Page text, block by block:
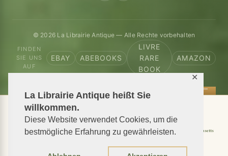
La Librairie Antique heißt Sie
willkommen.
Diese Website verwendet Cookies, um die
bestmögliche Erfahrung zu gewährleisten.
✕
© 2026 La Librairie Antique — Alle Rechte vorbehalten
FINDEN
SIE UNS
AUF
EBAY ABEBOOKS
LIVRE
RARE
BOOK
AMAZON
📦 We ship antiquarian books worldwide
Shipping to USA Shipping to New York Shipping to California
Shipping to Massachusetts